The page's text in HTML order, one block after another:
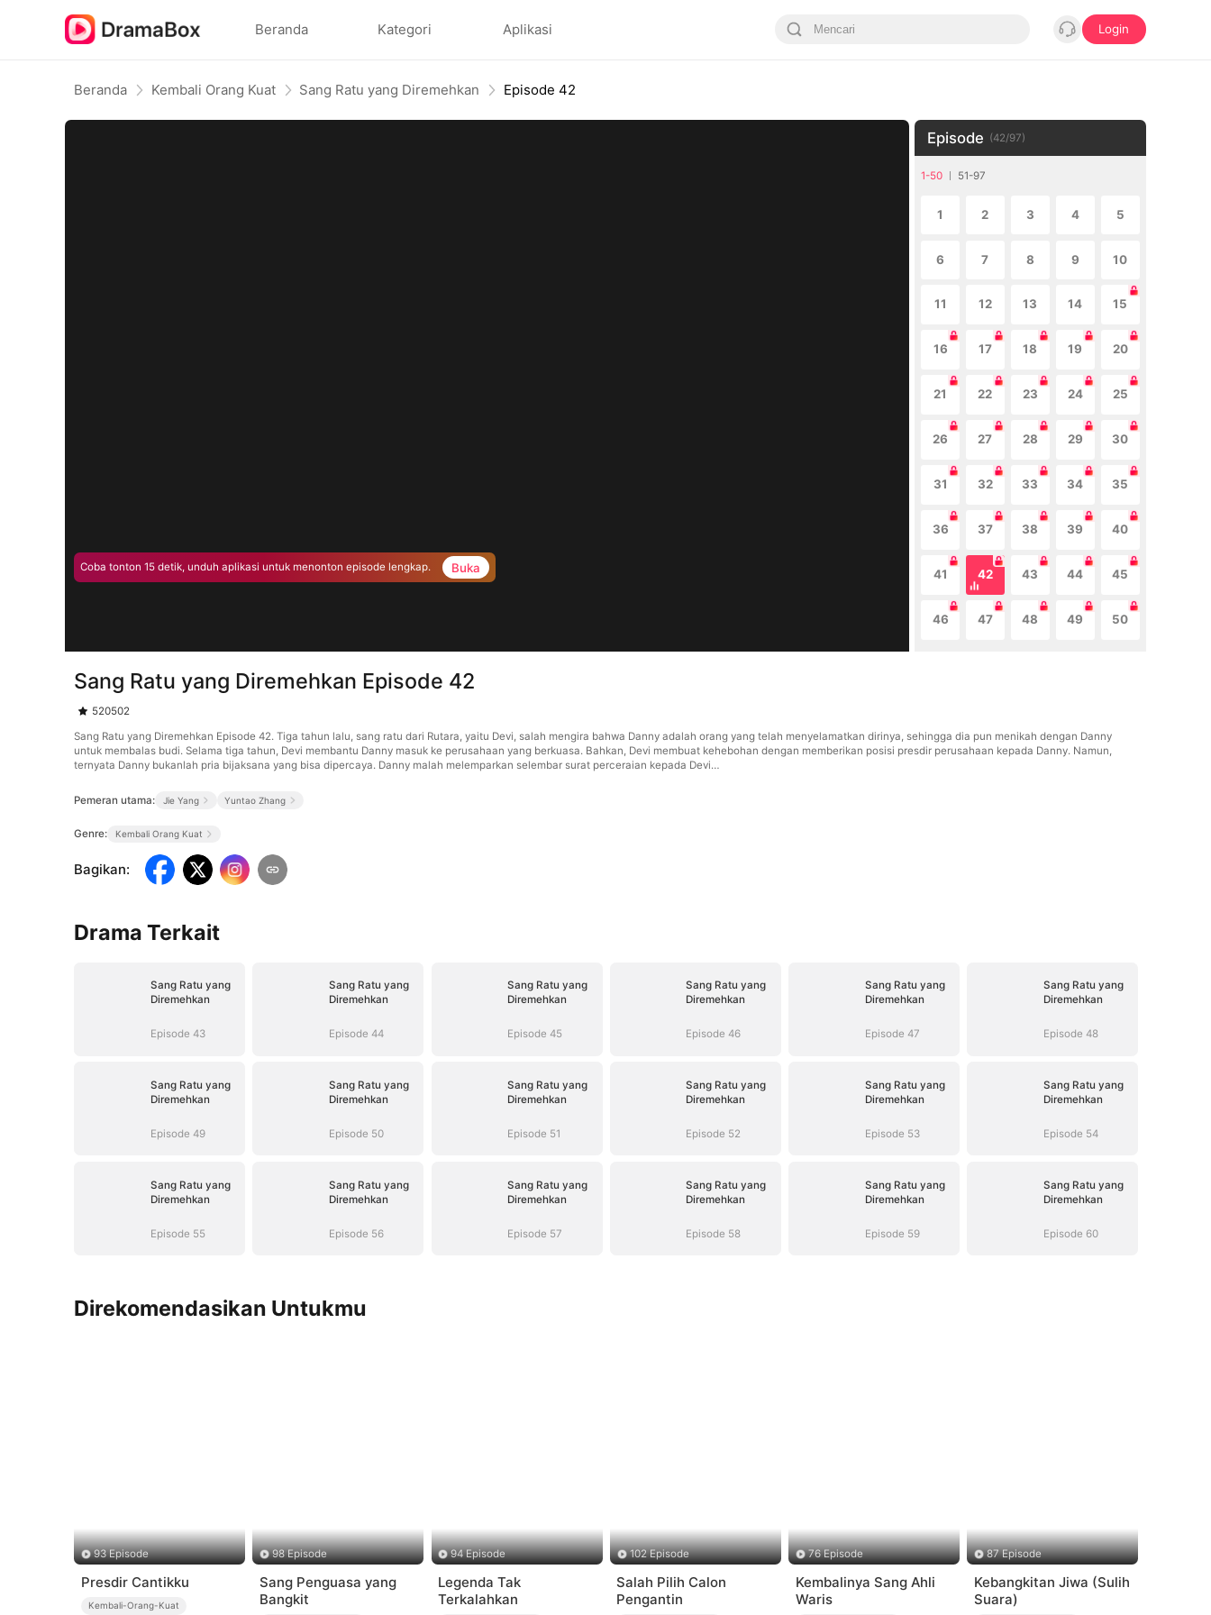
Beranda Kategori Aplikasi Login
Beranda Kembali Orang Kuat Sang Ratu yang Diremehkan Episode 42
Coba tonton 15 detik, unduh aplikasi untuk menonton episode lengkap. Buka
Episode (42/97)
1-50 51-97
1 2 3 4 5
6 7 8 9 10
11 12 13 14 15
16 17 18 19 20
21 22 23 24 25
26 27 28 29 30
31 32 33 34 35
36 37 38 39 40
41 42 43 44 45
46 47 48 49 50
Sang Ratu yang Diremehkan Episode 42
520502
Sang Ratu yang Diremehkan Episode 42. Tiga tahun lalu, sang ratu dari Rutara, yaitu Devi, salah mengira bahwa Danny adalah orang yang telah menyelamatkan dirinya, sehingga dia pun menikah dengan Danny
untuk membalas budi. Selama tiga tahun, Devi membantu Danny masuk ke perusahaan yang berkuasa. Bahkan, Devi membuat kehebohan dengan memberikan posisi presdir perusahaan kepada Danny. Namun,
ternyata Danny bukanlah pria bijaksana yang bisa dipercaya. Danny malah melemparkan selembar surat perceraian kepada Devi…
Pemeran utama: Jie Yang Yuntao Zhang
Genre: Kembali Orang Kuat
Bagikan:
Drama Terkait
Sang Ratu yang
Diremehkan
Episode 43
Sang Ratu yang
Diremehkan
Episode 44
Sang Ratu yang
Diremehkan
Episode 45
Sang Ratu yang
Diremehkan
Episode 46
Sang Ratu yang
Diremehkan
Episode 47
Sang Ratu yang
Diremehkan
Episode 48
Sang Ratu yang
Diremehkan
Episode 49
Sang Ratu yang
Diremehkan
Episode 50
Sang Ratu yang
Diremehkan
Episode 51
Sang Ratu yang
Diremehkan
Episode 52
Sang Ratu yang
Diremehkan
Episode 53
Sang Ratu yang
Diremehkan
Episode 54
Sang Ratu yang
Diremehkan
Episode 55
Sang Ratu yang
Diremehkan
Episode 56
Sang Ratu yang
Diremehkan
Episode 57
Sang Ratu yang
Diremehkan
Episode 58
Sang Ratu yang
Diremehkan
Episode 59
Sang Ratu yang
Diremehkan
Episode 60
Direkomendasikan Untukmu
93 Episode
Presdir Cantikku
Kembali-Orang-Kuat
98 Episode
Sang Penguasa yang
Bangkit
94 Episode
Legenda Tak
Terkalahkan
102 Episode
Salah Pilih Calon
Pengantin
76 Episode
Kembalinya Sang Ahli
Waris
87 Episode
Kebangkitan Jiwa (Sulih
Suara)